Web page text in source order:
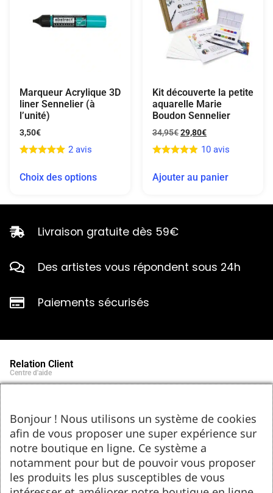
Marqueur Acrylique 3D
liner Sennelier (à
l’unité)
3,50€
2 avis
Choix des options
Kit découverte la petite
aquarelle Marie
Boudon Sennelier
34,95€29,80€
10 avis
Ajouter au panier
Livraison gratuite dès 59€
Des artistes vous répondent sous 24h
Paiements sécurisés
Relation Client
Centre d'aide
Contact
Tel : 05.55.75.03.00
Email : contact@bozar-passion.com
Bozar Passion SARL
1 allée Louis Breguet
87220 Feytiat
Ressources d'artistes
Le blog
Bonjour ! Nous utilisons un système de cookies
afin de vous proposer une super expérience sur
notre boutique en ligne. Ce système a
notamment pour but de pouvoir vous proposer
les produits les plus susceptibles de vous